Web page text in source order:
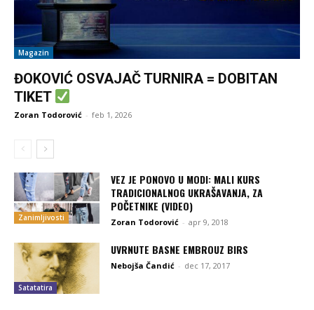
Magazin
ĐOKOVIĆ OSVAJAČ TURNIRA = DOBITAN
TIKET
Zoran Todorović - feb 1, 2026
Zanimljivosti
VEZ JE PONOVO U MODI: MALI KURS
TRADICIONALNOG UKRAŠAVANJA, ZA
POČETNIKE (VIDEO)
Zoran Todorović - apr 9, 2018
Satatatira
UVRNUTE BASNE EMBROUZ BIRS
Nebojša Čandić - dec 17, 2017